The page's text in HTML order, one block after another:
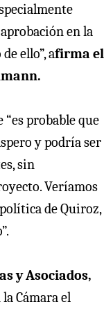
en la
ello”, afirma el
“es probable que
y podría ser
sin
Veríamos
de Quiroz,
y Asociados,
Cámara el